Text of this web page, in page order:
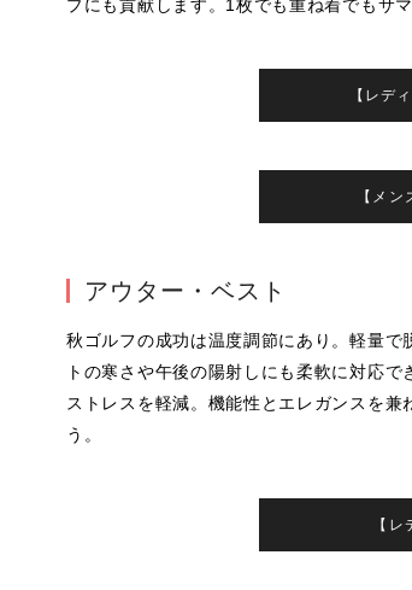
プにも貢献します。1枚でも重ね着でもサ
【レデ
【メ
アウター・ベスト
秋ゴルフの成功は温度調節にあり。軽量
トの寒さや午後の陽射しにも柔軟に対応
ストレスを軽減。機能性とエレガンスを
う。
【